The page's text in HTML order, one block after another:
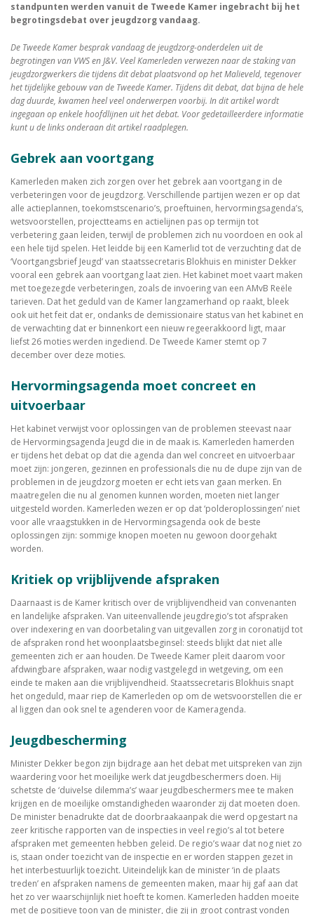
standpunten werden vanuit de Tweede Kamer ingebracht bij het
begrotingsdebat over jeugdzorg vandaag.
De Tweede Kamer besprak vandaag de jeugdzorg-onderdelen uit de
begrotingen van VWS en J&V. Veel Kamerleden verwezen naar de staking van
jeugdzorgwerkers die tijdens dit debat plaatsvond op het Malieveld, tegenover
het tijdelijke gebouw van de Tweede Kamer. Tijdens dit debat, dat bijna de hele
dag duurde, kwamen heel veel onderwerpen voorbij. In dit artikel wordt
ingegaan op enkele hoofdlijnen uit het debat. Voor gedetailleerdere informatie
kunt u de links onderaan dit artikel raadplegen.
Gebrek aan voortgang
Kamerleden maken zich zorgen over het gebrek aan voortgang in de
verbeteringen voor de jeugdzorg. Verschillende partijen wezen er op dat
alle actieplannen, toekomstscenario’s, proeftuinen, hervormingsagenda’s,
wetsvoorstellen, projectteams en actielijnen pas op termijn tot
verbetering gaan leiden, terwijl de problemen zich nu voordoen en ook al
een hele tijd spelen. Het leidde bij een Kamerlid tot de verzuchting dat de
‘Voortgangsbrief Jeugd’ van staatssecretaris Blokhuis en minister Dekker
vooral een gebrek aan voortgang laat zien. Het kabinet moet vaart maken
met toegezegde verbeteringen, zoals de invoering van een AMvB Reële
tarieven. Dat het geduld van de Kamer langzamerhand op raakt, bleek
ook uit het feit dat er, ondanks de demissionaire status van het kabinet en
de verwachting dat er binnenkort een nieuw regeerakkoord ligt, maar
liefst 26 moties werden ingediend. De Tweede Kamer stemt op 7
december over deze moties.
Hervormingsagenda moet concreet en
uitvoerbaar
Het kabinet verwijst voor oplossingen van de problemen steevast naar
de Hervormingsagenda Jeugd die in de maak is. Kamerleden hamerden
er tijdens het debat op dat die agenda dan wel concreet en uitvoerbaar
moet zijn: jongeren, gezinnen en professionals die nu de dupe zijn van de
problemen in de jeugdzorg moeten er echt iets van gaan merken. En
maatregelen die nu al genomen kunnen worden, moeten niet langer
uitgesteld worden. Kamerleden wezen er op dat ‘polderoplossingen’ niet
voor alle vraagstukken in de Hervormingsagenda ook de beste
oplossingen zijn: sommige knopen moeten nu gewoon doorgehakt
worden.
Kritiek op vrijblijvende afspraken
Daarnaast is de Kamer kritisch over de vrijblijvendheid van convenanten
en landelijke afspraken. Van uiteenvallende jeugdregio’s tot afspraken
over indexering en van doorbetaling van uitgevallen zorg in coronatijd tot
de afspraken rond het woonplaatsbeginsel: steeds blijkt dat niet alle
gemeenten zich er aan houden. De Tweede Kamer pleit daarom voor
afdwingbare afspraken, waar nodig vastgelegd in wetgeving, om een
einde te maken aan die vrijblijvendheid. Staatssecretaris Blokhuis snapt
het ongeduld, maar riep de Kamerleden op om de wetsvoorstellen die er
al liggen dan ook snel te agenderen voor de Kameragenda.
Jeugdbescherming
Minister Dekker begon zijn bijdrage aan het debat met uitspreken van zijn
waardering voor het moeilijke werk dat jeugdbeschermers doen. Hij
schetste de ‘duivelse dilemma’s’ waar jeugdbeschermers mee te maken
krijgen en de moeilijke omstandigheden waaronder zij dat moeten doen.
De minister benadrukte dat de doorbraakaanpak die werd opgestart na
zeer kritische rapporten van de inspecties in veel regio’s al tot betere
afspraken met gemeenten hebben geleid. De regio’s waar dat nog niet zo
is, staan onder toezicht van de inspectie en er worden stappen gezet in
het interbestuurlijk toezicht. Uiteindelijk kan de minister ‘in de plaats
treden’ en afspraken namens de gemeenten maken, maar hij gaf aan dat
het zo ver waarschijnlijk niet hoeft te komen. Kamerleden hadden moeite
met de positieve toon van de minister, die zij in groot contrast vonden